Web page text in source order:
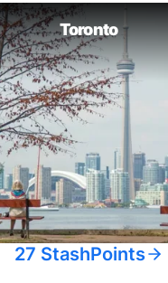
Toronto
27 StashPoints